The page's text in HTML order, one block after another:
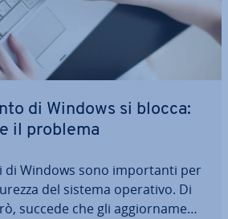
di Windows si blocca:
il problema
di Windows sono im­por­tan­ti per
del sistema operativo. Di
succede che gli ag­gior­na­men­